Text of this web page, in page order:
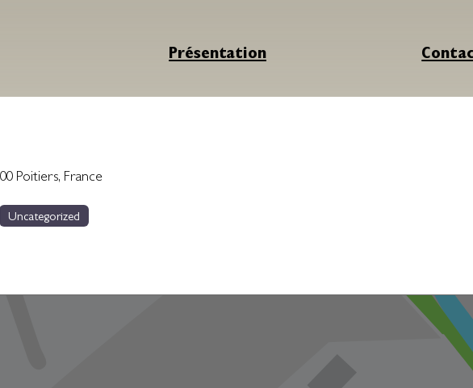
Présentation
Poitiers, France
Uncategorized